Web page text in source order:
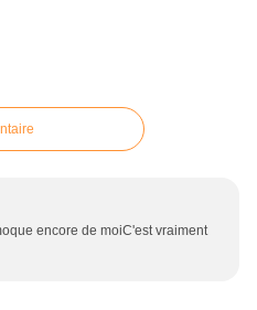
encore de moiC'est vraiment